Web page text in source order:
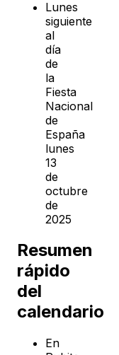
Lunes
siguiente
al
día
de
la
Fiesta
Nacional
de
España
lunes
13
de
octubre
de
2025
Resumen
rápido
del
calendario
En